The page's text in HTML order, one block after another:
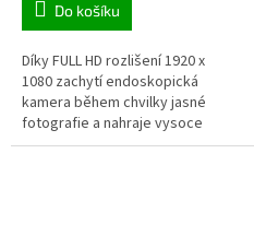
Do košíku
Díky FULL HD rozlišení 1920 x
1080 zachytí endoskopická
kamera během chvilky jasné
fotografie a nahraje vysoce
kvalitní video záznam. Barevný